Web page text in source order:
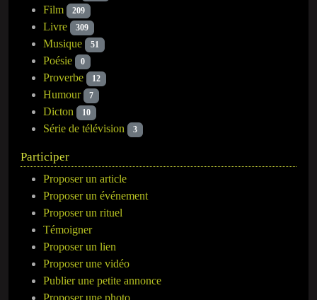
Film 209
Livre 309
Musique 51
Poésie 0
Proverbe 12
Humour 7
Dicton 10
Série de télévision 3
Participer
Proposer un article
Proposer un événement
Proposer un rituel
Témoigner
Proposer un lien
Proposer une vidéo
Publier une petite annonce